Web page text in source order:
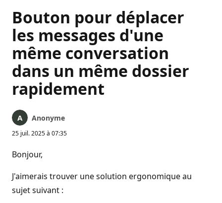
Bouton pour déplacer
les messages d'une
même conversation
dans un même dossier
rapidement
Anonyme
25 juil. 2025 à 07:35
Bonjour,
J'aimerais trouver une solution ergonomique au
sujet suivant :